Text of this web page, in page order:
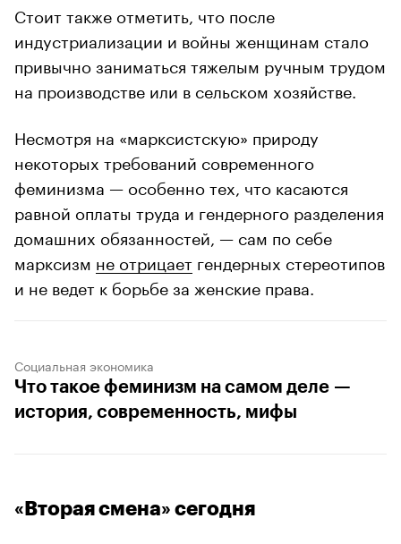
Стоит также отметить, что после
индустриализации и войны женщинам стало
привычно заниматься тяжелым ручным трудом
на производстве или в сельском хозяйстве.
Несмотря на «марксистскую» природу
некоторых требований современного
феминизма — особенно тех, что касаются
равной оплаты труда и гендерного разделения
домашних обязанностей, — сам по себе
марксизм не отрицает гендерных стереотипов
и не ведет к борьбе за женские права.
Социальная экономика
Что такое феминизм на самом деле —
история, современность, мифы
«Вторая смена» сегодня